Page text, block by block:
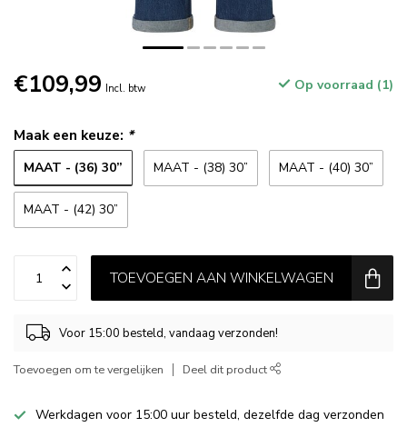
€109,99 Incl. btw Op voorraad (1)
Maak een keuze: *
MAAT - (36) 30” MAAT - (38) 30” MAAT - (40) 30”
MAAT - (42) 30”
TOEVOEGEN AAN WINKELWAGEN
Voor 15:00 besteld, vandaag verzonden!
Toevoegen om te vergelijken Deel dit product
Werkdagen voor 15:00 uur besteld, dezelfde dag verzonden